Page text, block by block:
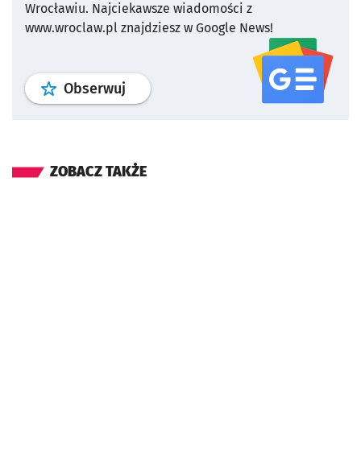
Wrocławiu. Najciekawsze wiadomości z
www.wroclaw.pl znajdziesz w Google News!
Obserwuj profil serwisu
ZOBACZ TAKŻE